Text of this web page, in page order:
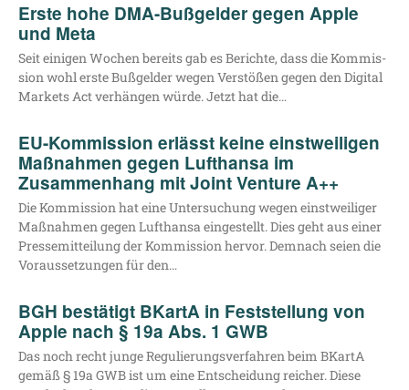
Erste hohe DMA-Bußgelder gegen Apple
und Meta
Seit eini­gen Wochen bereits gab es Berich­te, dass die Kom­mis­
si­on wohl ers­te Buß­gel­der wegen Ver­stö­ßen gegen den Digi­tal
Mar­kets Act ver­hän­gen wür­de. Jetzt hat die…
EU-Kommission erlässt keine einstweiligen
Maßnahmen gegen Lufthansa im
Zusammenhang mit Joint Venture A++
Die Kom­mis­si­on hat eine Unter­su­chung wegen einst­wei­li­ger
Maß­nah­men gegen Luft­han­sa ein­ge­stellt. Dies geht aus einer
Pres­se­mit­tei­lung der Kom­mis­si­on her­vor. Dem­nach sei­en die
Vor­aus­set­zun­gen für den…
BGH bestätigt BKartA in Feststellung von
Apple nach § 19a Abs. 1 GWB
Das noch recht jun­ge Regu­lie­rungs­ver­fah­ren beim BKar­tA
gemäß § 19a GWB ist um eine Ent­schei­dung rei­cher. Die­se